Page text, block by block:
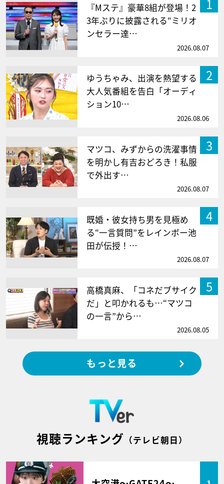
1
『Mステ』豪華8組が登場！2
3年ぶりに披露される“ミリオ
ンセラー達…
2026.08.07
2
ゆうちゃみ、出演を熱望する
大人気番組を告白「オーディ
ション10…
2026.08.06
3
マツコ、みずからの洗濯事情
を明かし有吉おどろき！私服
で外出す…
2026.08.07
4
既婚・彼女持ち男を見極め
る“一言質問”をレインボー池
田が伝授！…
2026.08.07
5
高橋真麻、「コネだブサイク
だ」と叩かれるも…“マツコ
の一言”から…
2026.08.05
もっと見る
視聴ランキング （テレビ朝日）